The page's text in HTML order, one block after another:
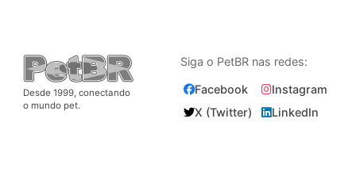
Desde 1999, conectando
o mundo pet.
Siga o PetBR nas redes:
Facebook
Instagram
X (Twitter)
LinkedIn